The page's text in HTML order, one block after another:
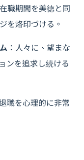
職期間を美徳と同
を烙印づける。
：人々に、望まな
ンを追求し続ける
退職を心理的に非常